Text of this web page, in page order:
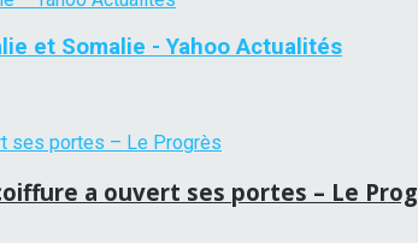
et Somalie - Yahoo Actualités
a ouvert ses portes – Le